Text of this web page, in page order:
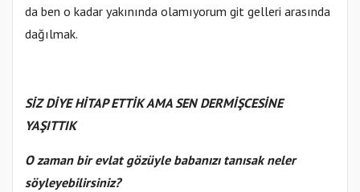
da ben o kadar yakınında olamıyorum git gelleri arasında
dağılmak.
SİZ DİYE HİTAP ETTİK AMA SEN DERMİŞCESİNE
YAŞITTIK
O zaman bir evlat gözüyle babanızı tanısak neler
söyleyebilirsiniz?